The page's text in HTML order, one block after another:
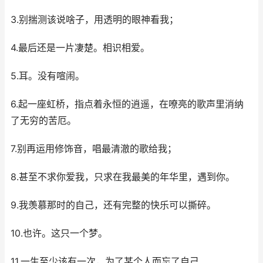
3.别揣测该说啥子，用透明的眼神看我；
4.最后还是一片凄楚。相识相爱。
5.耳。没有喧闹。
6.起一座虹桥，指点着永恒的逍遥，在嘹亮的歌声里消纳
了无穷的苦厄。
7.别再运用修饰音，唱最清澈的歌给我；
8.甚至不求你爱我，只求在我最美的年华里，遇到你。
9.我羡慕那时的自己，还有完整的快乐可以撕碎。
10.也许。这只一个梦。